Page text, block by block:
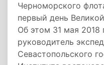
Черноморского
первый день
Об этом 31 мая 2018
руководитель
Севастопольского